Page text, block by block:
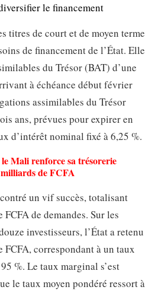
le financement
titres de court et de moyen terme
de financement de l’État. Elle
du Trésor (BAT) d’une
à échéance début février
assimilables du Trésor
ans, prévues pour expirer en
d’intérêt nominal fixé à 6,25 %.
Mali renforce sa trésorerie
milliards de FCFA
un vif succès, totalisant
de demandes. Sur les
investisseurs, l’État a retenu
correspondant à un taux
%. Le taux marginal s’est
le taux moyen pondéré ressort à